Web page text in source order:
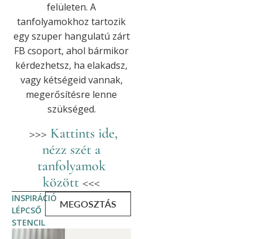
felületen. A
tanfolyamokhoz tartozik
egy szuper hangulatú zárt
FB csoport, ahol bármikor
kérdezhetsz, ha elakadsz,
vagy kétségeid vannak,
megerősítésre lenne
szükséged.
>>> Kattints ide,
nézz szét a
tanfolyamok
között <<<
INSPIRÁCIÓ
LÉPCSŐ
STENCIL
MEGOSZTÁS